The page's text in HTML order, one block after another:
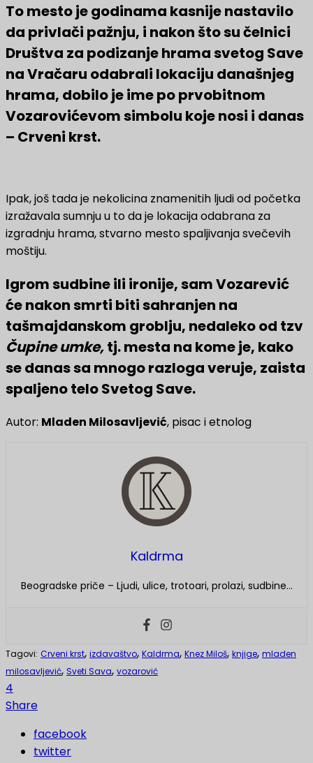
To mesto je godinama kasnije nastavilo
da privlači pažnju, i nakon što su čelnici
Društva za podizanje hrama svetog Save
na Vračaru odabrali lokaciju današnjeg
hrama, dobilo je ime po prvobitnom
Vozarovićevom simbolu koje nosi i danas
– Crveni krst.
Ipak, još tada je nekolicina znamenitih ljudi od početka
izražavala sumnju u to da je lokacija odabrana za
izgradnju hrama, stvarno mesto spaljivanja svečevih
moštiju.
Igrom sudbine ili ironije, sam Vozarević
će nakon smrti biti sahranjen na
tašmajdanskom groblju, nedaleko od tzv
Čupine umke,tj. mesta na kome je, kako
se danas sa mnogo razloga veruje, zaista
spaljeno telo Svetog Save.
Autor: Mladen Milosavljević, pisac i etnolog
Kaldrma
Beogradske priče – Ljudi, ulice, trotoari, prolazi, sudbine…
Tagovi: Crveni krst, izdavaštvo, Kaldrma, Knez Miloš, knjige, mladen
milosavljević, Sveti Sava, vozarović
4
Share
facebook
twitter